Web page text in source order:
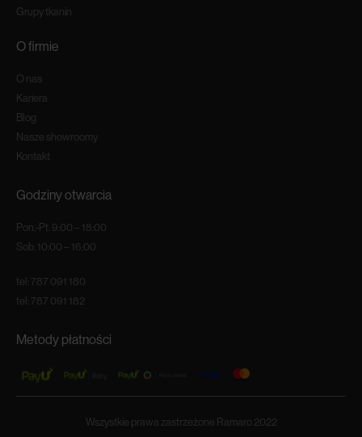
Grupy tkanin
O firmie
O nas
Kariera
Blog
Nasze showroomy
Kontakt
Godziny otwarcia
Pon.-Pt. 9:00 – 18:00
Sob. 10:00 – 16:00
tel: 787 091 180
tel: 787 091 182
Metody płatności
Wszystkie prawa zastrzeżone Ramaro 2022